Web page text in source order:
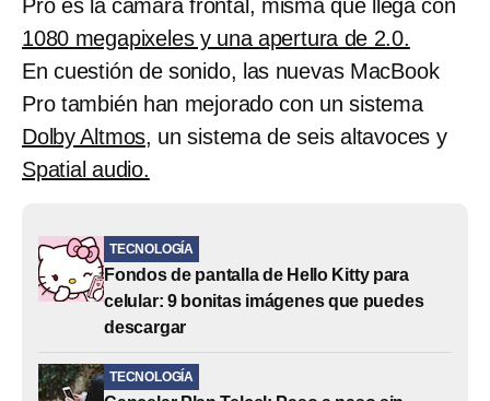
Pro es la cámara frontal, misma que llega con
1080 megapixeles y una apertura de 2.0.
En cuestión de sonido, las nuevas MacBook
Pro también han mejorado con un sistema
Dolby Altmos, un sistema de seis altavoces y
Spatial audio.
TECNOLOGÍA
Fondos de pantalla de Hello Kitty para
celular: 9 bonitas imágenes que puedes
descargar
TECNOLOGÍA